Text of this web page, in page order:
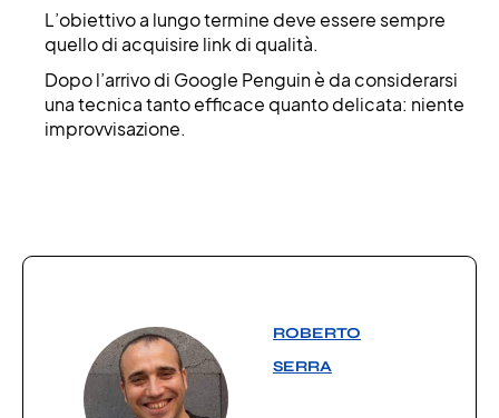
L’obiettivo a lungo termine deve essere sempre
quello di acquisire link di qualità.
Dopo l’arrivo di Google Penguin è da considerarsi
una tecnica tanto efficace quanto delicata: niente
improvvisazione.
ROBERTO
SERRA